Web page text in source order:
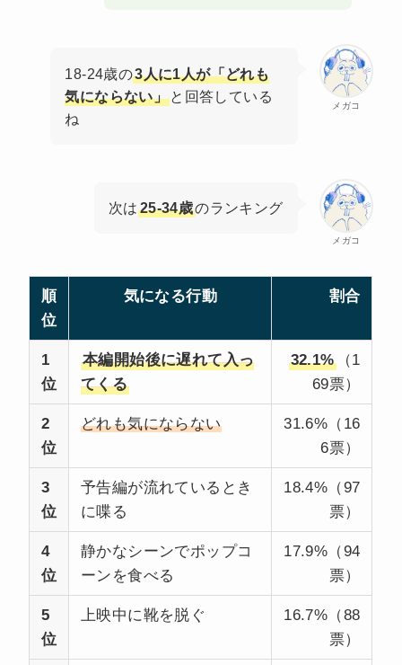
メガコ
18-24歳の3人に1人が「どれも
気にならない」 と回答している
ね
メガコ
次は 25-34歳のランキング
順
位
気になる行動 割合
1
位
本編開始後に遅れて入っ
てくる
32.1%（1
69票）
2
位
どれも気にならない
31.6%（16
6票）
3
位
予告編が流れているとき
に喋る
18.4%（97
票）
4
位
静かなシーンでポップコ
ーンを食べる
17.9%（94
票）
5
位
上映中に靴を脱ぐ
16.7%（88
票）